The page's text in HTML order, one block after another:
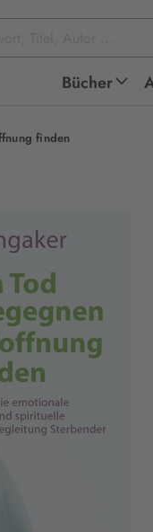
Bücher
finden